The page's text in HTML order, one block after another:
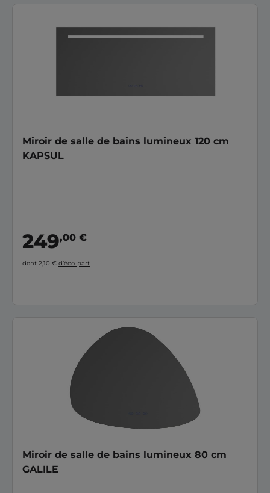
Miroir de salle de bains lumineux 120 cm
KAPSUL
249,00 €
dont 2,10 € d’éco-part
Miroir de salle de bains lumineux 80 cm
GALILE